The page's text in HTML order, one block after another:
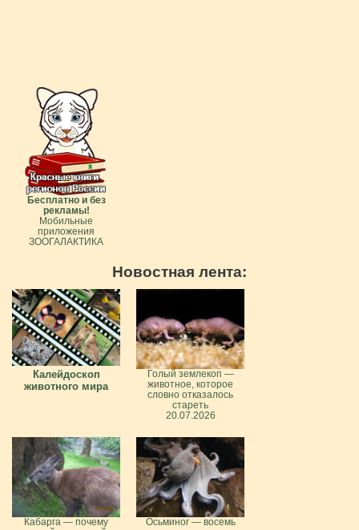
Бесплатно и без
рекламы!
Мобильные
приложения
ЗООГАЛАКТИКА
Новостная лента:
Калейдоскоп
животного мира
Голый землекоп —
животное, которое
словно отказалось
стареть
20.07.2026
Кабарга — почему
Осьминог — восемь